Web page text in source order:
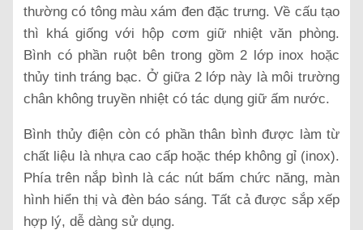
thường có tông màu xám đen đặc trưng. Về cấu tạo
thì khá giống với hộp cơm giữ nhiệt văn phòng.
Bình có phần ruột bên trong gồm 2 lớp inox hoặc
thủy tinh tráng bạc. Ở giữa 2 lớp này là môi trường
chân không truyền nhiệt có tác dụng giữ ấm nước.
Bình thủy điện còn có phần thân bình được làm từ
chất liệu là nhựa cao cấp hoặc thép không gỉ (inox).
Phía trên nắp bình là các nút bấm chức năng, màn
hình hiển thị và đèn báo sáng. Tất cả được sắp xếp
hợp lý, dễ dàng sử dụng.